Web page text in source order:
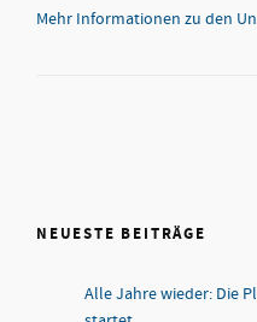
Mehr Informationen zu den
NEUESTE BEITRÄGE
Alle Jahre wieder: Die